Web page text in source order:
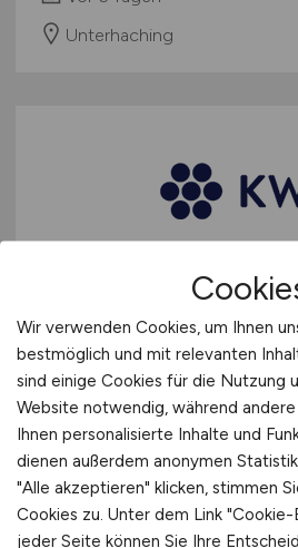
Unterhaching
Servicekraft(m/w/
KWA Georg-Brauchle-Haus
29.07.2026
Wir verwenden Cookies, um Ihnen
bestmöglich und mit relevanten
sind einige Cookies für die Nutzung
Website notwendig, während
Ihnen personalisierte Inhalte und
dienen außerdem anonymen
"Alle akzeptieren" klicken, stimmen
Cookies zu. Unter dem Link
jeder Seite können Sie Ihre